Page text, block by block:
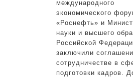
с
международного
экономического
«Роснефть» и
науки и высшего
Российской
заключили
сотрудничестве в
подготовки кадров.